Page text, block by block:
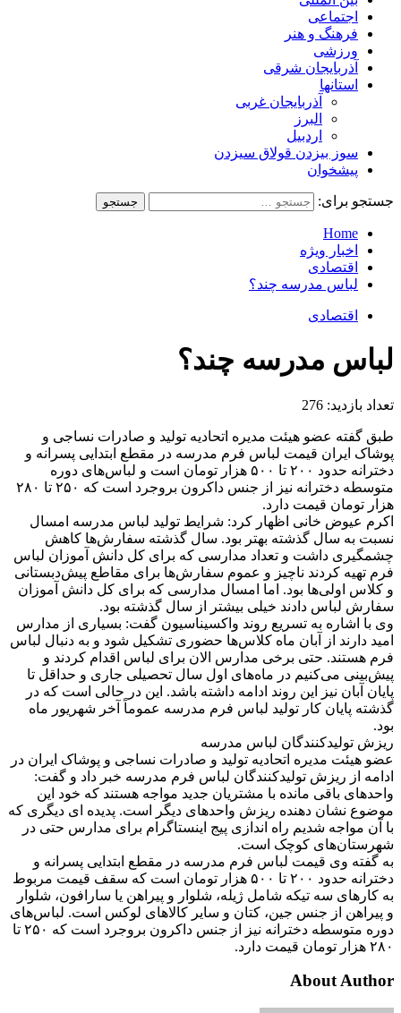
اجتماعی
فرهنگ و هنر
ورزشی
آذربایجان شرقی
استانها
آذربایجان غربی
البرز
اردبیل
سوز بیزدن قولاق سیزدن
پیشخوان
جستجو برای:
Home
اخبار ویژه
اقتصادی
لباس مدرسه چند؟
اقتصادی
لباس مدرسه چند؟
تعداد بازدید: 276
طبق گفته عضو هیئت مدیره اتحادیه تولید و صادرات نساجی و
پوشاک ایران قیمت لباس فرم مدرسه در مقطع ابتدایی پسرانه و
دخترانه حدود ۲۰۰ تا ۵۰۰ هزار تومان است و لباس‌های دوره
متوسطه دخترانه نیز از جنس داکرون بروجرد است که ۲۵۰ تا ۲۸۰
هزار تومان قیمت دارد.
اکرم عیوض خانی اظهار کرد: شرایط تولید لباس مدرسه امسال
نسبت به سال گذشته بهتر بود. سال گذشته سفارش‌ها کاهش
چشمگیری داشت و تعداد مدارسی که برای کل دانش آموزان لباس
فرم تهیه کردند ناچیز و عموم سفارش‌ها برای مقاطع پیش‌دبستانی
و کلاس اولی‌ها بود. اما امسال مدارسی که برای کل دانش آموزان
سفارش لباس دادند خیلی بیشتر از سال گذشته بود.
وی با اشاره به تسریع روند واکسیناسیون گفت: بسیاری از مدارس
امید دارند از آبان ماه کلاس‌ها حضوری تشکیل شود و به دنبال لباس
فرم هستند. حتی برخی مدارس الان برای لباس اقدام کردند و
پیش‌بینی می‌کنیم در ماه‌های اول سال تحصیلی جاری و حداقل تا
پایان آبان نیز این روند ادامه داشته باشد. این در حالی است که در
گذشته پایان کار تولید لباس فرم مدرسه عموماً آخر شهریور ماه
بود.
ریزش تولیدکنندگان لباس مدرسه
عضو هیئت مدیره اتحادیه تولید و صادرات نساجی و پوشاک ایران در
ادامه از ریزش تولیدکنندگان لباس فرم مدرسه خبر داد و گفت:
واحدهای باقی مانده با مشتریان جدید مواجه هستند که خود این
موضوع نشان دهنده ریزش واحدهای دیگر است. پدیده ای دیگری که
با آن مواجه شدیم راه اندازی پیج اینستاگرام برای مدارس حتی در
شهرستان‌های کوچک است.
به گفته وی قیمت لباس فرم مدرسه در مقطع ابتدایی پسرانه و
دخترانه حدود ۲۰۰ تا ۵۰۰ هزار تومان است که سقف قیمت مربوط
به کارهای سه تیکه شامل ژیله، شلوار و پیراهن یا سارافون، شلوار
و پیراهن از جنس جین، کتان و سایر کالاهای لوکس است. لباس‌های
دوره متوسطه دخترانه نیز از جنس داکرون بروجرد است که ۲۵۰ تا
۲۸۰ هزار تومان قیمت دارد.
About Author